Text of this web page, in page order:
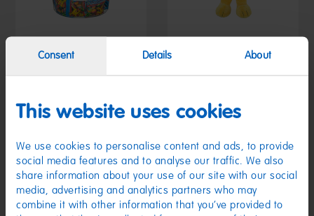
Consent Details About
This website uses cookies
We use cookies to personalise content and ads, to provide
social media features and to analyse our traffic. We also
share information about your use of our site with our social
media, advertising and analytics partners who may
combine it with other information that you’ve provided to
10,99 € (12,21 € / kg)